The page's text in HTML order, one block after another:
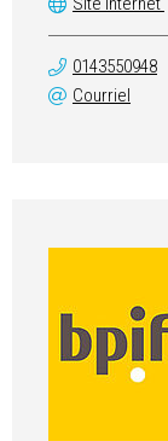
0143550948
Courriel